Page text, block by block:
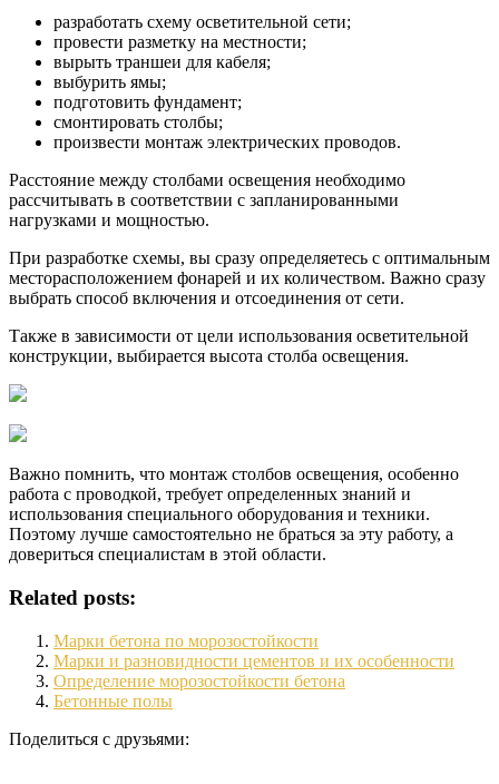
разработать схему осветительной сети;
провести разметку на местности;
вырыть траншеи для кабеля;
выбурить ямы;
подготовить фундамент;
смонтировать столбы;
произвести монтаж электрических проводов.
Расстояние между столбами освещения необходимо
рассчитывать в соответствии с запланированными
нагрузками и мощностью.
При разработке схемы, вы сразу определяетесь с оптимальным
месторасположением фонарей и их количеством. Важно сразу
выбрать способ включения и отсоединения от сети.
Также в зависимости от цели использования осветительной
конструкции, выбирается высота столба освещения.
Важно помнить, что монтаж столбов освещения, особенно
работа с проводкой, требует определенных знаний и
использования специального оборудования и техники.
Поэтому лучше самостоятельно не браться за эту работу, а
довериться специалистам в этой области.
Related posts:
Марки бетона по морозостойкости
Марки и разновидности цементов и их особенности
Определение морозостойкости бетона
Бетонные полы
Поделиться с друзьями: